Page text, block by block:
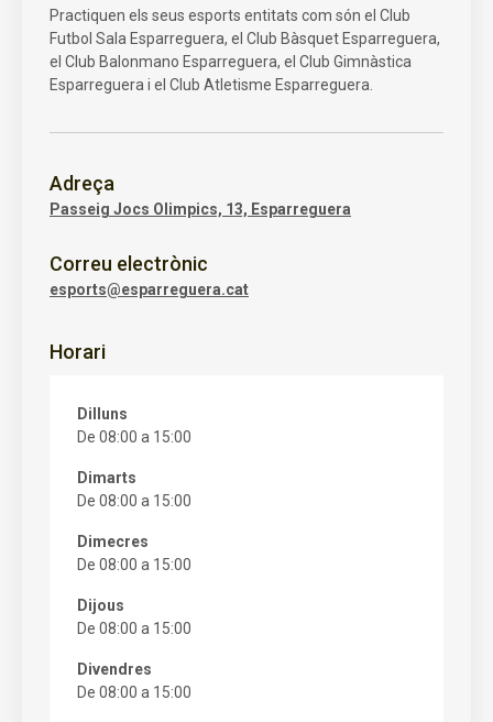
Practiquen els seus esports entitats com són el Club
Futbol Sala Esparreguera, el Club Bàsquet Esparreguera,
el Club Balonmano Esparreguera, el Club Gimnàstica
Esparreguera i el Club Atletisme Esparreguera.
Adreça
Passeig Jocs Olimpics, 13, Esparreguera
Correu electrònic
esports@esparreguera.cat
Horari
Dilluns
De 08:00 a 15:00
Dimarts
De 08:00 a 15:00
Dimecres
De 08:00 a 15:00
Dijous
De 08:00 a 15:00
Divendres
De 08:00 a 15:00